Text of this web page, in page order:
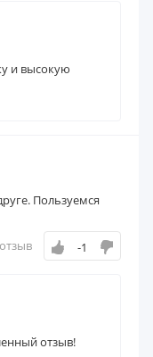
и высокую
Пользуемся
-1
отзыв!